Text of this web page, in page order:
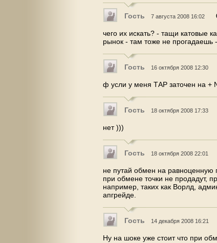
Гость 7 августа 2008 16:02
чего их искать? - тащи катовые
рынок - там тоже не прогадаешь
Гость 16 октября 2008 12:30
ф усли у меня ТАР заточен на +
Гость 18 октября 2008 17:33
нет )))
Гость 18 октября 2008 22:01
не путай обмен на равноценную
при обмене точки не продадут,
например, таких как Ворлд,
апгрейде.
Гость 14 декабря 2008 16:21
Ну на шоке уже стоит что при